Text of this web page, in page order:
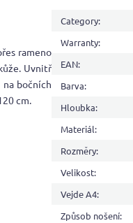
rameno
Uvnitř
bočních
cm.
Category:
Warranty:
EAN:
Barva:
Hloubka:
Materiál:
Rozměry:
Velikost:
Vejde A4:
Způsob nošení: